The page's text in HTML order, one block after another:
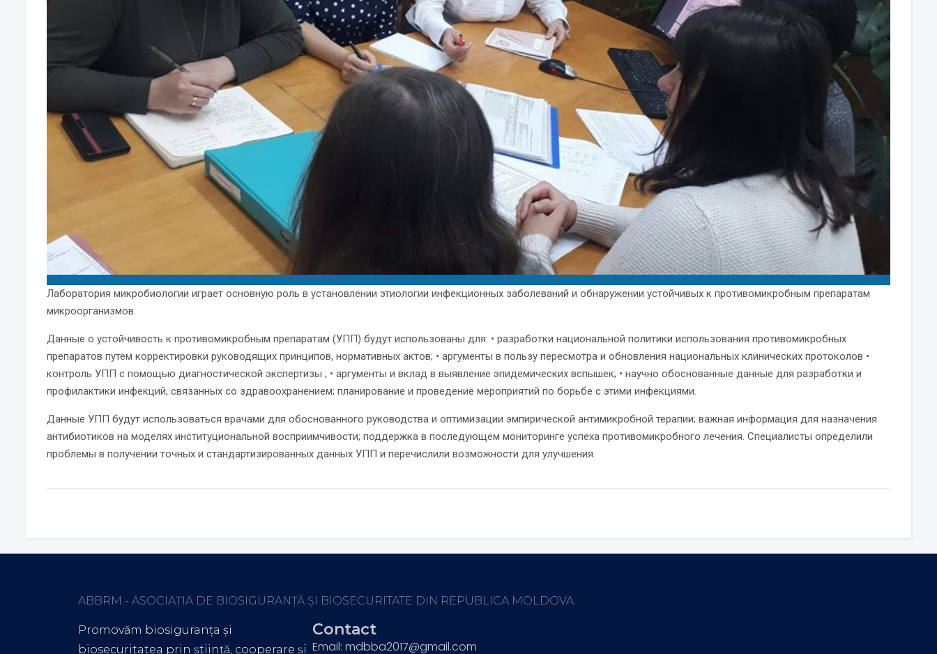
Лаборатория микробиологии играет основную роль в установлении этиологии инфекционных заболеваний и обнаружении устойчивых к противомикробным препаратам
микроорганизмов.
Данные о устойчивость к противомикробным препаратам (УПП) будут использованы для: • разработки национальной политики использования противомикробных
препаратов путем корректировки руководящих принципов, нормативных актов; • аргументы в пользу пересмотра и обновления национальных клинических протоколов •
контроль УПП с помощью диагностической экспертизы ; • аргументы и вклад в выявление эпидемических вспышек; • научно обоснованные данные для разработки и
профилактики инфекций, связанных со здравоохранением; планирование и проведение мероприятий по борьбе с этими инфекциями.
Данные УПП будут использоваться врачами для обоснованного руководства и оптимизации эмпирической антимикробной терапии; важная информация для назначения
антибиотиков на моделях институциональной восприимчивости; поддержка в последующем мониторинге успеха противомикробного лечения. Специалисты определили
проблемы в получении точных и стандартизированных данных УПП и перечислили возможности для улучшения.
ABBRM - ASOCIAȚIA DE BIOSIGURANȚĂ ȘI BIOSECURITATE DIN REPUBLICA MOLDOVA
Promovăm biosiguranța și
biosecuritatea prin știință, cooperare și
Contact
Email: mdbba2017@gmail.com